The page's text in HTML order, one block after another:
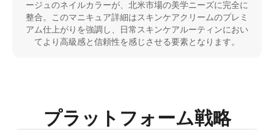
ージュのネイルカラーが、北米市場の美学ニーズに完全に
整合。このマニキュア詳細はスキンケアクリームのプレミ
アム仕上がりを強調し、日常スキンケアルーティンにおい
てより高級感と信頼性を感じさせる要素となります。
プラットフォーム戦略